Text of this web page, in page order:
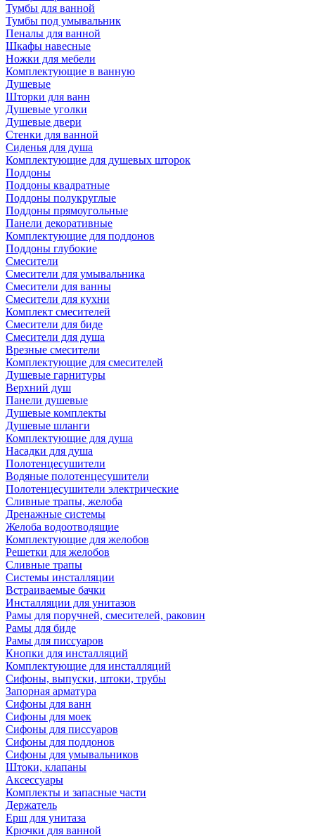
Тумбы для ванной
Тумбы под умывальник
Пеналы для ванной
Шкафы навесные
Ножки для мебели
Комплектующие в ванную
Душевые
Шторки для ванн
Душевые уголки
Душевые двери
Стенки для ванной
Сиденья для душа
Комплектующие для душевых шторок
Поддоны
Поддоны квадратные
Поддоны полукруглые
Поддоны прямоугольные
Панели декоративные
Комплектующие для поддонов
Поддоны глубокие
Смесители
Смесители для умывальника
Смесители для ванны
Смесители для кухни
Комплект смесителей
Смесители для биде
Смесители для душа
Врезные смесители
Комплектующие для смесителей
Душевые гарнитуры
Верхний душ
Панели душевые
Душевые комплекты
Душевые шланги
Комплектующие для душа
Насадки для душа
Полотенцесушители
Водяные полотенцесушители
Полотенцесушители электрические
Сливные трапы, желоба
Дренажные системы
Желоба водоотводящие
Комплектующие для желобов
Решетки для желобов
Сливные трапы
Системы инсталляции
Встраиваемые бачки
Инсталляции для унитазов
Рамы для поручней, смесителей, раковин
Рамы для биде
Рамы для писсуаров
Кнопки для инсталляций
Комплектующие для инсталляций
Сифоны, выпуски, штоки, трубы
Запорная арматура
Сифоны для ванн
Сифоны для моек
Сифоны для писсуаров
Сифоны для поддонов
Сифоны для умывальников
Штоки, клапаны
Аксессуары
Комплекты и запасные части
Держатель
Ерш для унитаза
Крючки для ванной